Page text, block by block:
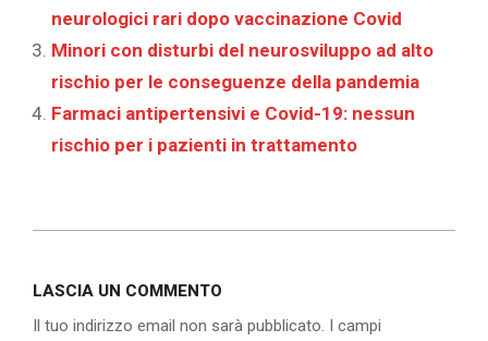
neurologici rari dopo vaccinazione Covid
Minori con disturbi del neurosviluppo ad alto
rischio per le conseguenze della pandemia
Farmaci antipertensivi e Covid-19: nessun
rischio per i pazienti in trattamento
13
LASCIA UN COMMENTO
Il tuo indirizzo email non sarà pubblicato. I campi